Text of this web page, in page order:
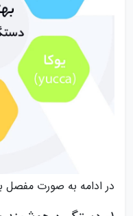
در ادامه به صورت مفصل